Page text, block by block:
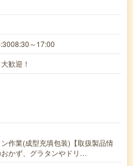
～17:00
歓迎！
作業(成型充填包装)【取扱製品情
かず、グラタンやドリ…